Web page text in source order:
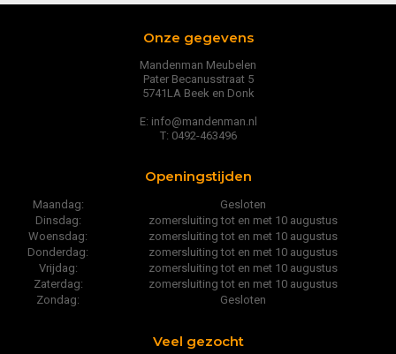
Onze gegevens
Mandenman Meubelen
Pater Becanusstraat 5
5741LA Beek en Donk
E: info@mandenman.nl
T: 0492-463496
Openingstijden
Maandag:
Gesloten
Dinsdag:
zomersluiting tot en met 10 augustus
Woensdag:
zomersluiting tot en met 10 augustus
Donderdag:
zomersluiting tot en met 10 augustus
Vrijdag:
zomersluiting tot en met 10 augustus
Zaterdag:
zomersluiting tot en met 10 augustus
Zondag:
Gesloten
Veel gezocht